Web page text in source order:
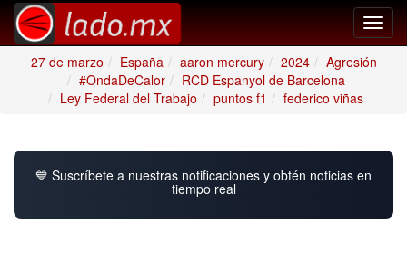
27 de marzo
España aaron mercury 2024
Agresión
#OndaDeCalor
RCD Espanyol de Barcelona
Ley Federal del Trabajo
puntos f1 federico viñas
💙 Suscríbete a nuestras notificaciones y obtén noticias en
tiempo real